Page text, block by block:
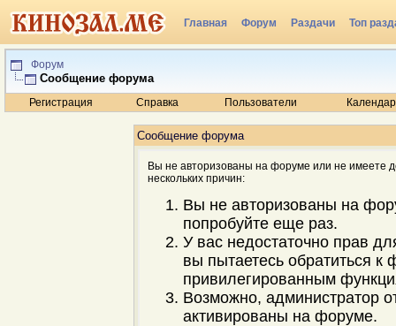
Главная Форум Раздачи Топ
Радио
Форум
Сообщение форума
Регистрация Справка Пользователи
Сообщение форума
Вы не авторизованы на форуме или не имеете
нескольких причин:
Вы не авторизованы на
попробуйте еще раз.
У вас недостаточно прав
вы пытаетесь обратиться к
привилегированным
Возможно, администратор
активированы на форуме.